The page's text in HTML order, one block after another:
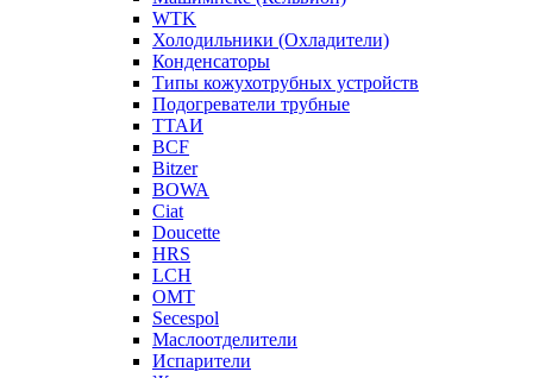
WTK
Холодильники (Охладители)
Конденсаторы
Типы кожухотрубных устройств
Подогреватели трубные
ТТАИ
BCF
Bitzer
BOWA
Ciat
Doucette
HRS
LCH
OMT
Secespol
Маслоотделители
Испарители